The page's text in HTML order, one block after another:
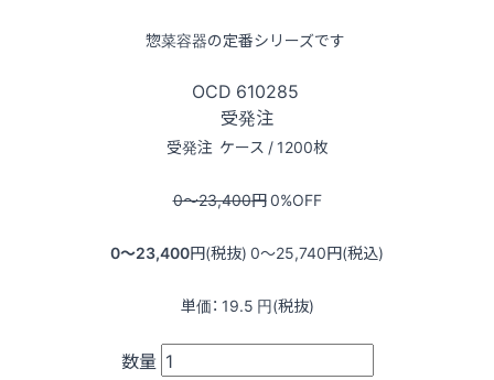
惣菜容器の定番シリーズです
OCD 610285
受発注
受発注 ケース / 1200枚
0〜23,400円0%OFF
0〜23,400円(税抜) 0〜25,740円(税込)
単価： 19.5 円(税抜)
数量